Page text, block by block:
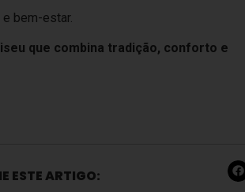
bem-estar.
que combina tradição, conforto e
ESTE ARTIGO: